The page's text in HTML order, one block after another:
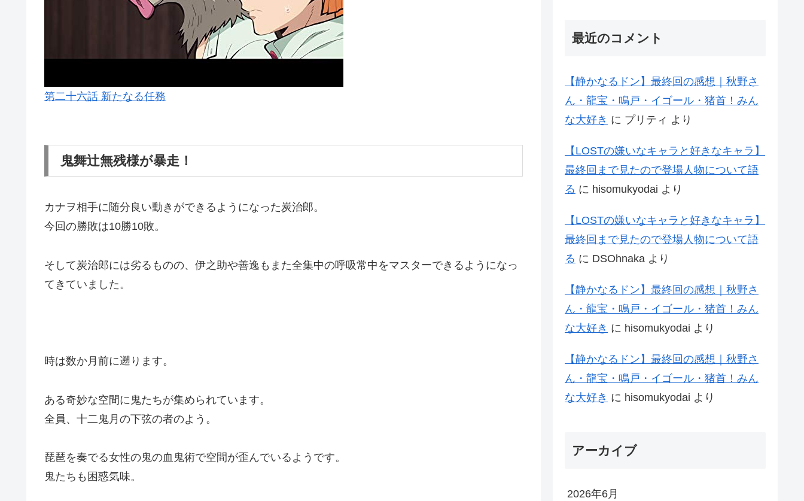
第二十六話 新たなる任務
鬼舞辻無残様が暴走！
カナヲ相手に随分良い動きができるようになった炭治郎。
今回の勝敗は10勝10敗。
そして炭治郎には劣るものの、伊之助や善逸もまた全集中の呼吸常中をマスターできるようになっ
てきていました。
時は数か月前に遡ります。
ある奇妙な空間に鬼たちが集められています。
全員、十二鬼月の下弦の者のよう。
琵琶を奏でる女性の鬼の血鬼術で空間が歪んでいるようです。
鬼たちも困惑気味。
最近のコメント
【静かなるドン】最終回の感想｜秋野さ
ん・龍宝・鳴戸・イゴール・猪首！みん
な大好き に プリティ より
【LOSTの嫌いなキャラと好きなキャラ】
最終回まで見たので登場人物について語
る に hisomukyodai より
【LOSTの嫌いなキャラと好きなキャラ】
最終回まで見たので登場人物について語
る に DSOhnaka より
【静かなるドン】最終回の感想｜秋野さ
ん・龍宝・鳴戸・イゴール・猪首！みん
な大好き に hisomukyodai より
【静かなるドン】最終回の感想｜秋野さ
ん・龍宝・鳴戸・イゴール・猪首！みん
な大好き に hisomukyodai より
アーカイブ
2026年6月